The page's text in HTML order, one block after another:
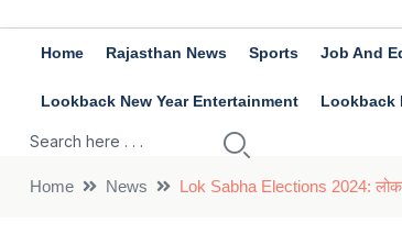
Home Rajasthan News Sports Job And
Lookback New Year Entertainment Lookback
Home News Lok Sabha Elections 2024: